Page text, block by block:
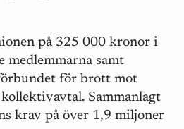
på 325 000 kronor i
medlemmarna samt
för brott mot
Sammanlagt
krav på över 1,9 miljoner